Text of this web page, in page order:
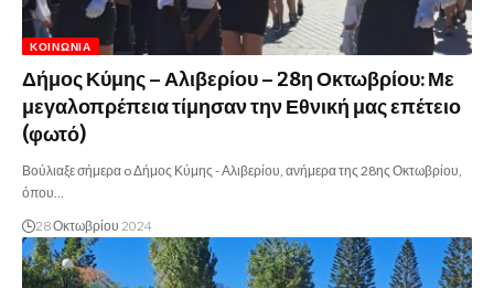
ΚΟΙΝΩΝΊΑ
Δήμος Κύμης – Αλιβερίου – 28η Οκτωβρίου: Με
μεγαλοπρέπεια τίμησαν την Εθνική μας επέτειο
(φωτό)
Βούλιαξε σήμερα o Δήμος Κύμης - Αλιβερίου, ανήμερα της 28ης Οκτωβρίου,
όπου…
28 Οκτωβρίου 2024